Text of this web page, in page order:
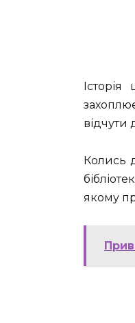
відчути
Колись
якому